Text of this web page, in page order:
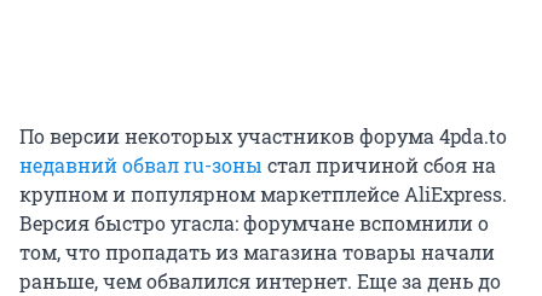
По версии некоторых участников форума 4pda.to
недавний обвал ru-зоны стал причиной сбоя на
крупном и популярном маркетплейсе AliExpress.
Версия быстро угасла: форумчане вспомнили о
том, что пропадать из магазина товары начали
раньше, чем обвалился интернет. Еще за день до